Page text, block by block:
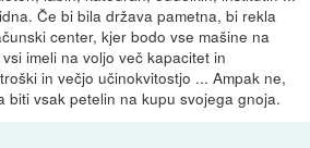
Če bi bila država pametna, bi rekla
center, kjer bodo vse mašine na
imeli na voljo več kapacitet in
in večjo učinokvitostjo ... Ampak ne,
biti vsak petelin na kupu svojega gnoja.